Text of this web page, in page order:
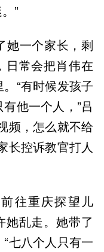
”
她一个家长，剩
日常会把肖伟在
“有时候发孩子
他一个人，”吕
频，怎么就不给
长控诉教官打人
往重庆探望儿
她乱走。她带了
七八个人只有一